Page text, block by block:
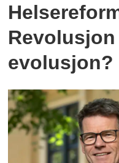
evolusjon?